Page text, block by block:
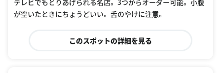
が空いたときにちょうどいい。 舌のやけに注意。
このスポットの詳細を見る